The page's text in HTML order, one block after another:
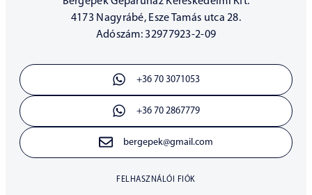
4173 Nagyrábé, Esze Tamás utca 28.
Adószám: 32977923-2-09
+36 70 3071053
+36 70 2867779
bergepek@gmail.com
FELHASZNÁLÓI FIÓK